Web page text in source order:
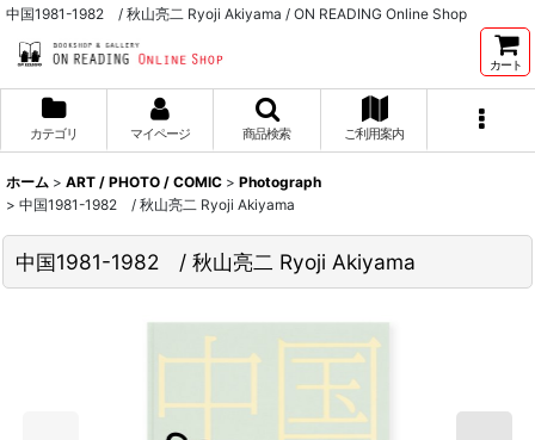
中国1981-1982 / 秋山亮二 Ryoji Akiyama / ON READING Online Shop
カート
カテゴリ マイページ 商品検索 ご利用案内
ホーム > ART / PHOTO / COMIC > Photograph
> 中国1981-1982 / 秋山亮二 Ryoji Akiyama
中国1981-1982 / 秋山亮二 Ryoji Akiyama